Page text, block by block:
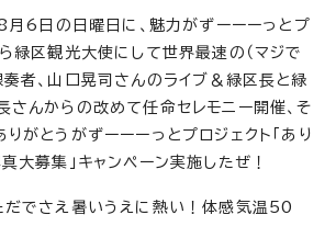
月6日の日曜日に、魅力がずーーーっとプ
緑区観光大使にして世界最速の（マジで
者、山口晃司さんのライブ＆緑区長と緑
さんからの改めて任命セレモニー開催、そ
がとうがずーーーっとプロジェクト「あり
大募集」キャンペーン実施したぜ！
だでさえ暑いうえに熱い！体感気温50